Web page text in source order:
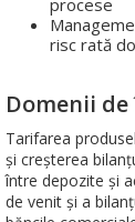
procese
risc rată
Domenii
Tarifarea
și creșterea
între depozite și
de venit și a